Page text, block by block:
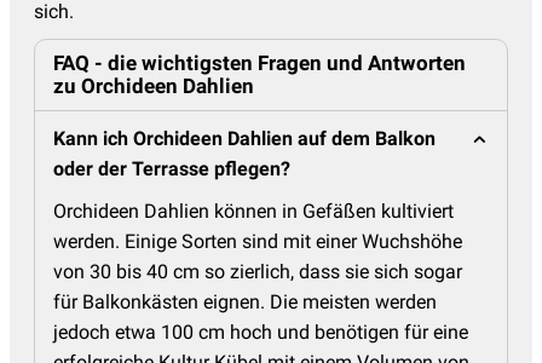
sich.
FAQ - die wichtigsten Fragen und Antworten
zu Orchideen Dahlien
Kann ich Orchideen Dahlien auf dem Balkon
oder der Terrasse pflegen?
Orchideen Dahlien können in Gefäßen kultiviert
werden. Einige Sorten sind mit einer Wuchshöhe
von 30 bis 40 cm so zierlich, dass sie sich sogar
für Balkonkästen eignen. Die meisten werden
jedoch etwa 100 cm hoch und benötigen für eine